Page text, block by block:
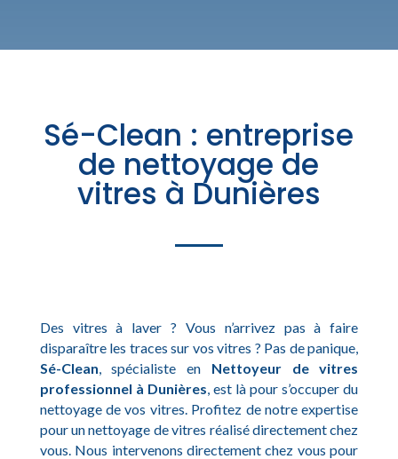
Sé-Clean : entreprise
de nettoyage de
vitres à Dunières
Des vitres à laver ? Vous n’arrivez pas à faire
disparaître les traces sur vos vitres ? Pas de panique,
Sé-Clean, spécialiste en Nettoyeur de vitres
professionnel à Dunières, est là pour s’occuper du
nettoyage de vos vitres. Profitez de notre expertise
pour un nettoyage de vitres réalisé directement chez
vous. Nous intervenons directement chez vous pour